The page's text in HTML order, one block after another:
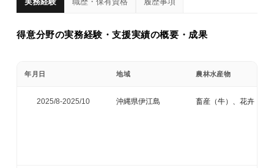
得意分野の実務経験・支援実績の概要・成果
年月日 地域 農林水産物
2025/8-2025/10 沖縄県伊江島 畜産（牛）、花卉（菊